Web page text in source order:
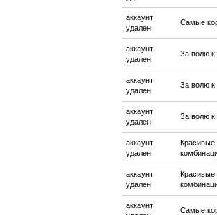
аккаунт
удален
Самые
аккаунт
удален
За волю к
аккаунт
удален
За волю к
аккаунт
удален
За волю к
аккаунт
удален
Красивые
аккаунт
удален
Красивые
аккаунт
Самые